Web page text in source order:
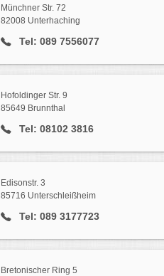
Münchner Str. 72
82008 Unterhaching
Tel: 089 7556077
Hofoldinger Str. 9
85649 Brunnthal
Tel: 08102 3816
Edisonstr. 3
85716 Unterschleißheim
Tel: 089 3177723
Bretonischer Ring 5